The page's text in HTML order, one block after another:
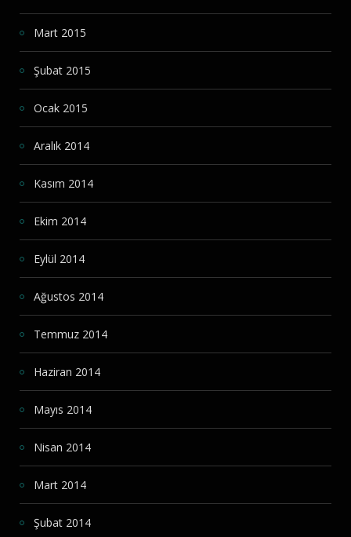
Mart 2015
Şubat 2015
Ocak 2015
Aralık 2014
Kasım 2014
Ekim 2014
Eylül 2014
Ağustos 2014
Temmuz 2014
Haziran 2014
Mayıs 2014
Nisan 2014
Mart 2014
Şubat 2014